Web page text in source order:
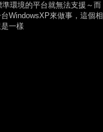
環境的平台就無法支援～而
WindowsXP來做事，這個相
一樣